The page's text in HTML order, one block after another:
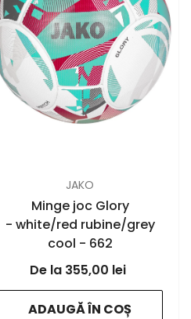
JAKO
Minge joc Glory
- white/red rubine/grey
cool - 662
355,00 lei
ADAUGĂ ÎN COȘ